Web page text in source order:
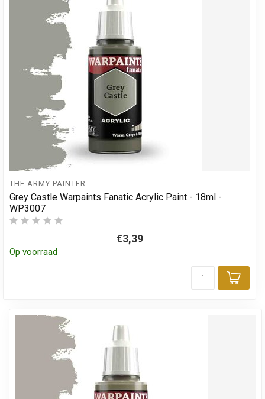
THE ARMY PAINTER
Grey Castle Warpaints Fanatic Acrylic Paint - 18ml -
WP3007
€3,39
Op voorraad